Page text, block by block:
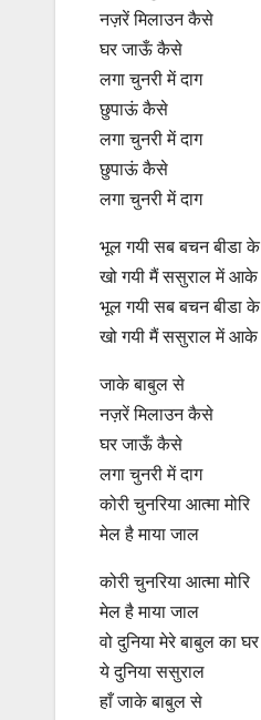
नज़रें मिलाउन कैसे
घर जाऊँ कैसे
लगा चुनरी में दाग
छुपाऊं कैसे
लगा चुनरी में दाग
छुपाऊं कैसे
लगा चुनरी में दाग
भूल गयी सब बचन बीडा के
खो गयी मैं ससुराल में आके
भूल गयी सब बचन बीडा के
खो गयी मैं ससुराल में आके
जाके बाबुल से
नज़रें मिलाउन कैसे
घर जाऊँ कैसे
लगा चुनरी में दाग
कोरी चुनरिया आत्मा मोरि
मेल है माया जाल
कोरी चुनरिया आत्मा मोरि
मेल है माया जाल
वो दुनिया मेरे बाबुल का घर
ये दुनिया ससुराल
हाँ जाके बाबुल से